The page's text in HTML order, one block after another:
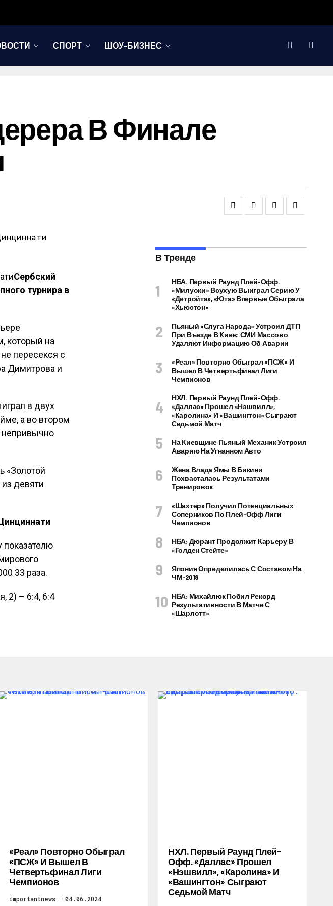
СПОРТ ШОУ-БИЗНЕС
В Финале
Сербский
турнира в
который на
пересекся с
Димитрова и
в двух
а во втором
непривычно
«Золотой
девяти
показателю
33 раза.
2) – 6:4, 6:4
В Тренде
НБА. Первый Раунд Плей-Офф.
«Милуоки» Всухую Выиграл Серию У
«Детройта», «Юта» Впервые Обыграла
«Хьюстон»
Пьяный «слуга Народа» Устроил ДТП
При Въезде В Киев: СМИ Массово
Удаляют Информацию Об Аварии
«Реал» Повторно Обыграл «ПСЖ» И
Вышел В Четвертьфинал Лиги
Чемпионов
НХЛ. Первый Раунд Плей-Офф.
«Даллас» Прошел «Нэшвилл»,
«Каролина» И «Вашингтон» Сыграют
Седьмой Матч
На Киевщине Пьяный Механик Устроил
Аварию На Угнанном Авто
Жена Влада Ямы В Бикини
Похвасталась Результатами
Тренировок
«Шахтер» Получил Потенциальных
Соперников По Плей-Офф Лиги
Чемпионов
НБА: Дюрант Продолжит Карьеру В
«Голден Стейте»
Япония Определилась С Составом На
ЧМ-2018
НБА: Михайлюк Побил Рекорд
Результативности В Матче С
«Шарлотт»
«Реал» Повторно Обыграл
«ПСЖ» И Вышел В
Четвертьфинал Лиги
Чемпионов
importantnews 04.06.2024
НХЛ. Первый Раунд Плей-
Офф. «Даллас» Прошел
«Нэшвилл», «Каролина» И
«Вашингтон» Сыграют
Седьмой Матч